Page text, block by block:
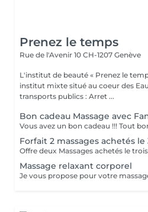
Prenez le temps
Rue de l'Avenir 10 CH-1207 Genève
L'institut de beauté « Prenez le
institut mixte situé au coeur des
transports publics : Arret ...
Bon cadeau Massage avec
Forfait 2 massages achetés
Massage relaxant corporel